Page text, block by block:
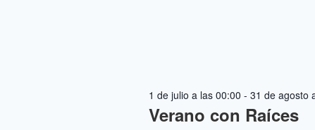
Verano con Raíces
1 de julio a las 00:00 - 31 de agosto